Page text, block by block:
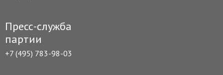
Пресс-служба
партии
+7 (495) 783-98-03